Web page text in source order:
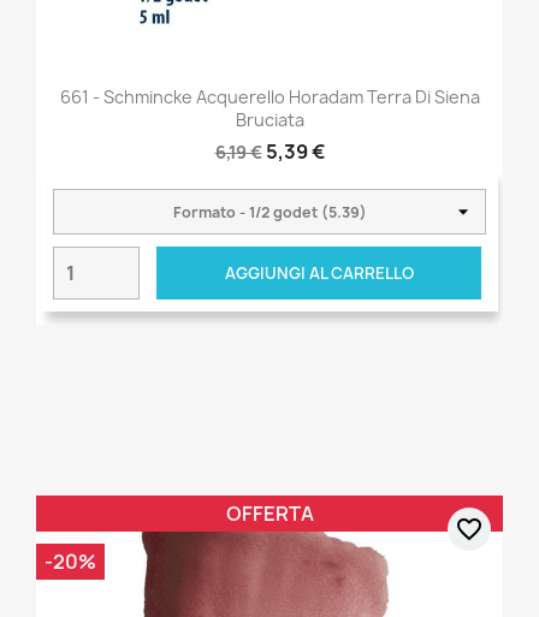
661 - Schmincke Acquerello Horadam Terra Di Siena
Bruciata
6,19 € 5,39 €
AGGIUNGI AL CARRELLO
OFFERTA
-20%
favorite_border